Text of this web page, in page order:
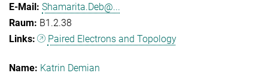
Shamarita.Deb@...
B1.2.38
Paired Electrons and Topology
Katrin Demian